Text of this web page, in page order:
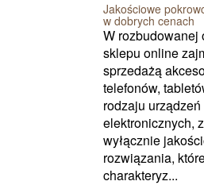
Jakościowe
w dobrych cenach
W rozbudowanej
sklepu online
sprzedażą
telefonów,
rodzaju urządzeń
elektronicznych,
wyłącznie
rozwiązania,
charakteryz...